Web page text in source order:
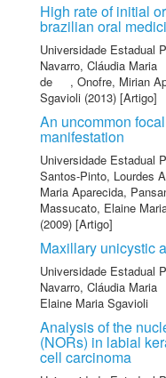
High rate of initial
brazilian oral
Universidade Estadual
Navarro, Cláudia Maria
de
, Onofre, Mirian
Sgavioli (2013) [Artigo]
An uncommon
manifestation
Universidade Estadual
Santos-Pinto, Lourdes
Maria Aparecida,
Massucato, Elaine
(2009) [Artigo]
Maxillary unicystic
Universidade Estadual
Navarro, Cláudia Maria
Elaine Maria Sgavioli
Analysis of the
(NORs) in labial
cell carcinoma